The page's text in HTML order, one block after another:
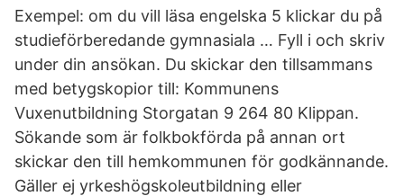
Exempel: om du vill läsa engelska 5 klickar du på
studieförberedande gymnasiala … Fyll i och skriv
under din ansökan. Du skickar den tillsammans
med betygskopior till: Kommunens
Vuxenutbildning Storgatan 9 264 80 Klippan.
Sökande som är folkbokförda på annan ort
skickar den till hemkommunen för godkännande.
Gäller ej yrkeshögskoleutbildning eller